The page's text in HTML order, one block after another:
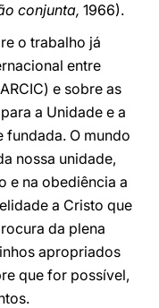
conjunta, 1966).
o trabalho já
entre
e sobre as
a Unidade e a
fundada. O mundo
nossa unidade,
e na obediência a
a Cristo que
da plena
apropriados
que for possível,